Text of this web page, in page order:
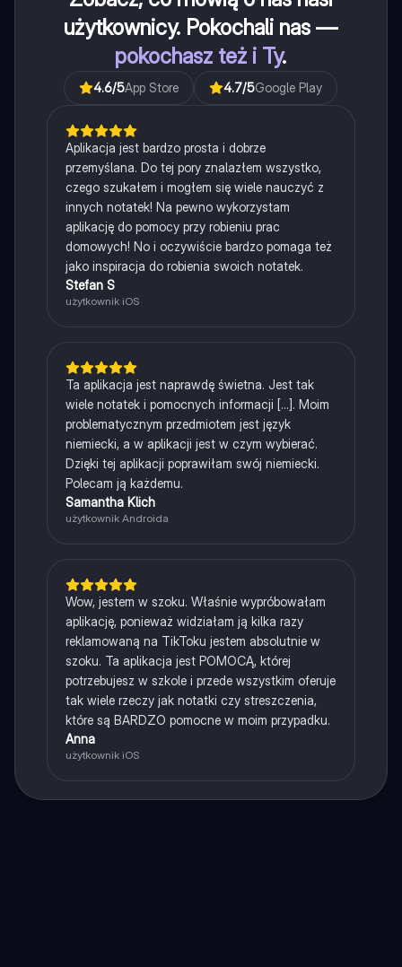
użytkownicy. Pokochali nas —
pokochasz też i Ty.
4.6/5App Store 4.7/5Google Play
Aplikacja jest bardzo prosta i dobrze
przemyślana. Do tej pory znalazłem wszystko,
czego szukałem i mogłem się wiele nauczyć z
innych notatek! Na pewno wykorzystam
aplikację do pomocy przy robieniu prac
domowych! No i oczywiście bardzo pomaga też
jako inspiracja do robienia swoich notatek.
Stefan S
użytkownik iOS
Ta aplikacja jest naprawdę świetna. Jest tak
wiele notatek i pomocnych informacji [...]. Moim
problematycznym przedmiotem jest język
niemiecki, a w aplikacji jest w czym wybierać.
Dzięki tej aplikacji poprawiłam swój niemiecki.
Polecam ją każdemu.
Samantha Klich
użytkownik Androida
Wow, jestem w szoku. Właśnie wypróbowałam
aplikację, ponieważ widziałam ją kilka razy
reklamowaną na TikToku jestem absolutnie w
szoku. Ta aplikacja jest POMOCĄ, której
potrzebujesz w szkole i przede wszystkim oferuje
tak wiele rzeczy jak notatki czy streszczenia,
które są BARDZO pomocne w moim przypadku.
Anna
użytkownik iOS